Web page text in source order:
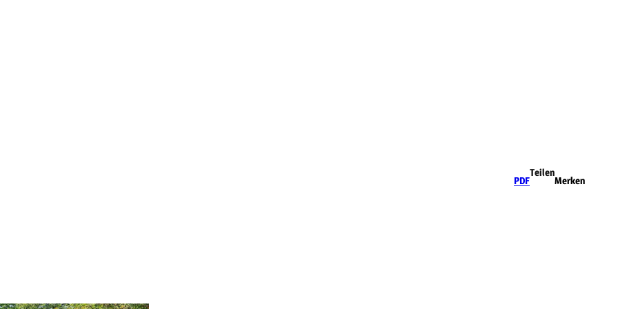
PDF
Teilen
Merken